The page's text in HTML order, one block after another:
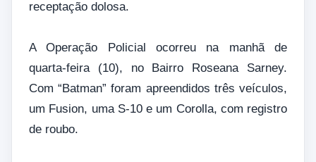
receptação dolosa.
A Operação Policial ocorreu na manhã de
quarta-feira (10), no Bairro Roseana Sarney.
Com “Batman” foram apreendidos três veículos,
um Fusion, uma S-10 e um Corolla, com registro
de roubo.